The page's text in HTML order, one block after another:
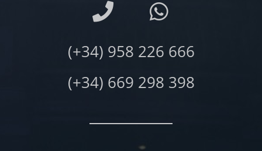
(+34) 958 226 666
(+34) 669 298 398